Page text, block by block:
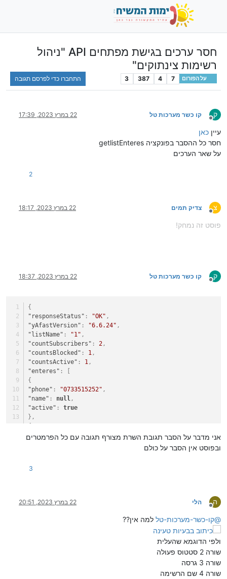
חסר ערכים בגישת מפתחים API "ניהול
רשימות צינתוקים"
על הפורום 7
4
387
3 התחברו כדי לפרסם תגובה
ק
מנותק
קו כשר מערכות טל 22 במרץ 2023, 17:39
עיין כאן
חסר כל ההסבר בפונקציה getlistEnteres
על שאר הערכים
2
צ
מנותק
צדיק תמים 22 במרץ 2023, 18:17
פוסט זה נמחק!
ק
מנותק
קו כשר מערכות טל 22 במרץ 2023, 18:37
{
"responseStatus" : "OK" ,
"yAfastVersion" : "6.6.24" ,
"listName" : "1" ,
"countSubscribers" : 2,
"countsBlocked" : 1,
"countsActive" : 1,
"enteres" :
{
"phone" : "0733515252" ,
"name" : null,
"active" :
true
} ,
"phone": "0796075563",
],
"phone" : "0796075563"
אני מדבר על הסבר תגובת השרת מצורף תגובה עם כל הפרמטרים
ובפוסט אין הסבר על כולם
3
ה
מנותק
הלי 22 במרץ 2023, 20:51
@קו-כשר-מערכות-טל למה אין??
ולפי הדוגמא שהעלית
שורה 2 סטטוס פעולה
שורה 3 גרסה
שורה 4 שם הרשימה